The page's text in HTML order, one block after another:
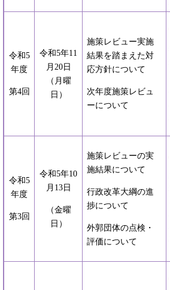
令和5
年度
第4回
令和5年11
月20日
（月曜
日）
施策レビュー実施
結果を踏まえた対
応方針について
次年度施策レビュ
ーについて
令和5
年度
第3回
令和5年10
月13日
（金曜
日）
施策レビューの実
施結果について
行政改革大綱の進
捗について
外郭団体の点検・
評価について